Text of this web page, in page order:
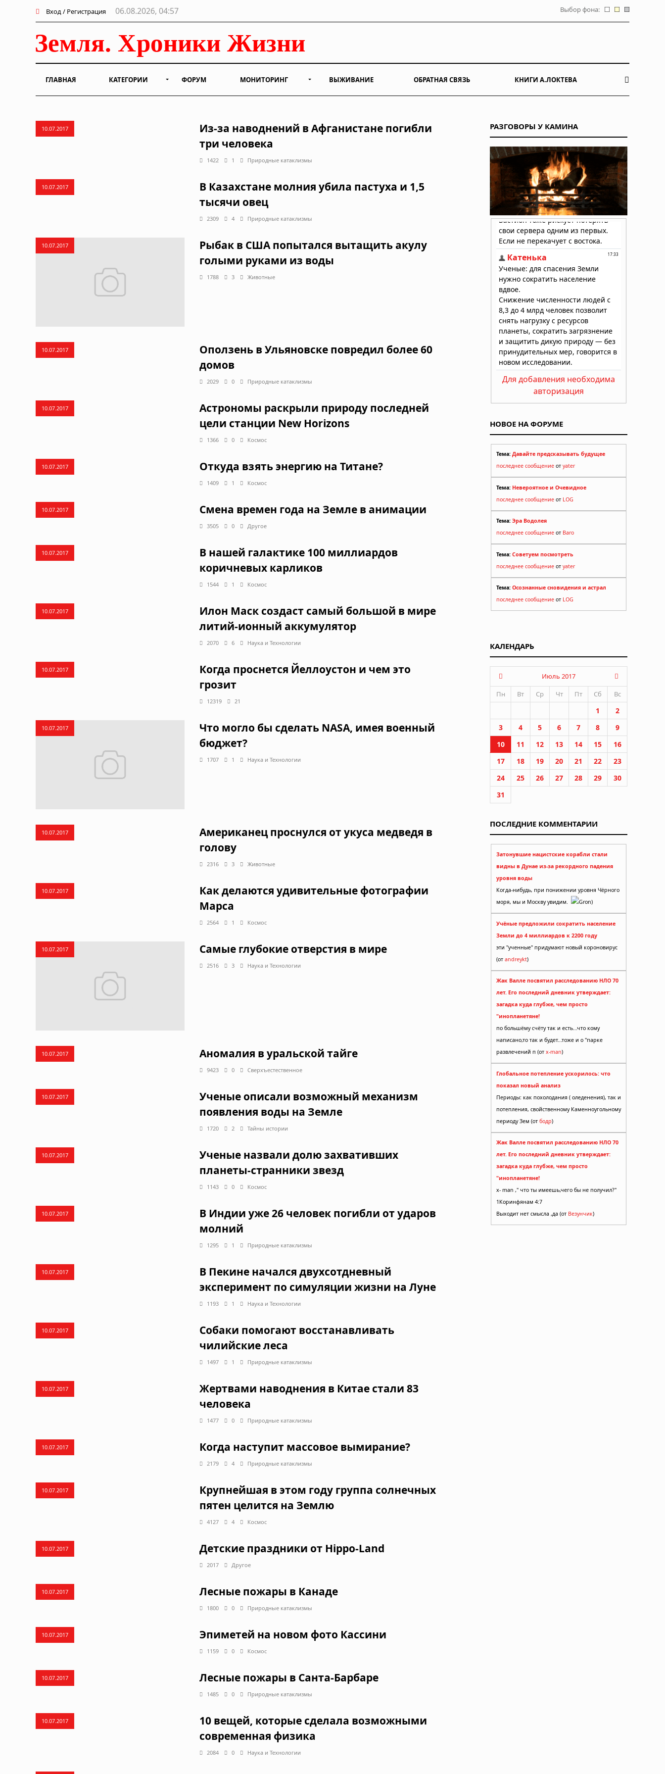
Вход / Регистрация 06.08.2026, 04:57 Выбор фона:
ГЛАВНАЯ КАТЕГОРИИ ФОРУМ МОНИТОРИНГ ВЫЖИВАНИЕ ОБРАТНАЯ СВЯЗЬ КНИГИ А.ЛОКТЕВА
10.07.2017
Из-за наводнений в Афганистане погибли
три человека
1422 1 Природные катаклизмы
10.07.2017
В Казахстане молния убила пастуха и 1,5
тысячи овец
2309 4 Природные катаклизмы
10.07.2017
Рыбак в США попытался вытащить акулу
голыми руками из воды
1788 3 Животные
10.07.2017
Оползень в Ульяновске повредил более 60
домов
2029 0 Природные катаклизмы
10.07.2017
Астрономы раскрыли природу последней
цели станции New Horizons
1366 0 Космос
10.07.2017 Откуда взять энергию на Титане?
1409 1 Космос
10.07.2017 Смена времен года на Земле в анимации
3505 0 Другое
10.07.2017
В нашей галактике 100 миллиардов
коричневых карликов
1544 1 Космос
10.07.2017
Илон Маск создаст самый большой в мире
литий-ионный аккумулятор
2070 6 Наука и Технологии
10.07.2017
Когда проснется Йеллоустон и чем это
грозит
12319 21
10.07.2017
Что могло бы сделать NASA, имея военный
бюджет?
1707 1 Наука и Технологии
10.07.2017
Американец проснулся от укуса медведя в
голову
2316 3 Животные
10.07.2017
Как делаются удивительные фотографии
Марса
2564 1 Космос
10.07.2017 Самые глубокие отверстия в мире
2516 3 Наука и Технологии
10.07.2017 Аномалия в уральской тайге
9423 0 Сверхъестественное
10.07.2017
Ученые описали возможный механизм
появления воды на Земле
1720 2 Тайны истории
10.07.2017
Ученые назвали долю захвативших
планеты-странники звезд
1143 0 Космос
10.07.2017
В Индии уже 26 человек погибли от ударов
молний
1295 1 Природные катаклизмы
10.07.2017
В Пекине начался двухсотдневный
эксперимент по симуляции жизни на Луне
1193 1 Наука и Технологии
10.07.2017
Собаки помогают восстанавливать
чилийские леса
1497 1 Природные катаклизмы
10.07.2017
Жертвами наводнения в Китае стали 83
человека
1477 0 Природные катаклизмы
10.07.2017 Когда наступит массовое вымирание?
2179 4 Природные катаклизмы
10.07.2017
Крупнейшая в этом году группа солнечных
пятен целится на Землю
4127 4 Космос
10.07.2017 Детские праздники от Hippo-Land
2017 Другое
10.07.2017 Лесные пожары в Канаде
1800 0 Природные катаклизмы
10.07.2017 Эпиметей на новом фото Кассини
1159 0 Космос
10.07.2017 Лесные пожары в Санта-Барбаре
1485 0 Природные катаклизмы
10.07.2017
10 вещей, которые сделала возможными
современная физика
2084 0 Наука и Технологии
РАЗГОВОРЫ У КАМИНА
Для добавления необходима
авторизация
НОВОЕ НА ФОРУМЕ
Тема: Давайте предсказывать будущее
последнее сообщение от yater
Тема: Невероятное и Очевидное
последнее сообщение от LOG
Тема: Эра Водолея
последнее сообщение от Baro
Тема: Советуем посмотреть
последнее сообщение от yater
Тема: Осознанные сновидения и астрал
последнее сообщение от LOG
КАЛЕНДАРЬ
Июль 2017
Пн
Вт Ср Чт Пт Сб Вс
1
2
3
4 5 6 7 8
9
10
11 12 13 14 15
16
17
18 19 20 21 22
23
24
25 26 27 28 29
30
31
ПОСЛЕДНИЕ КОММЕНТАРИИ
Затонувшие нацистские корабли стали
видны в Дунае из-за рекордного падения
уровня воды
Когда-нибудь, при понижении уровня Чёрного
моря, мы и Москву увидим.
Gron)
Учёные предложили сократить население
Земли до 4 миллиардов к 2200 году
эти "ученные" придумают новый короновирус
(от andreykt)
Жак Валле посвятил расследованию НЛО 70
лет. Его последний дневник утверждает:
загадка куда глубже, чем просто
"инопланетяне!
по большёму счёту так и есть...что кому
написано,то так и будет...тоже и о "парке
развлечений п (от x-man)
Глобальное потепление ускорилось: что
показал новый анализ
Периоды: как похолодания ( оледенения), так и
потепления, свойственному Каменноугольному
периоду Зем (от бодр)
Жак Валле посвятил расследованию НЛО 70
лет. Его последний дневник утверждает:
загадка куда глубже, чем просто
"инопланетяне!
x- man ," что ты имеешь,чего бы не получил?"
1Коринфянам 4:7
Выходит нет смысла ,да (от Везунчик)